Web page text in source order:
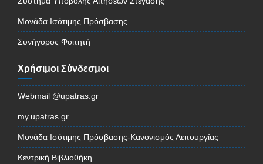
Μονάδα Ισότιμης Πρόσβασης
Συνήγορος Φοιτητή
Χρήσιμοι Σύνδεσμοι
Webmail @upatras.gr
my.upatras.gr
Μονάδα Ισότιμης Πρόσβασης-Κανονισμός Λειτουργίας
Κεντρική Βιβλιοθήκη